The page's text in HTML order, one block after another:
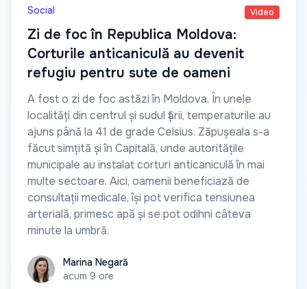
Social Video
Zi de foc în Republica Moldova:
Corturile anticaniculă au devenit
refugiu pentru sute de oameni
A fost o zi de foc astăzi în Moldova. În unele
localități din centrul și sudul țării, temperaturile au
ajuns până la 41 de grade Celsius. Zăpușeala s-a
făcut simțită și în Capitală, unde autoritățile
municipale au instalat corturi anticaniculă în mai
multe sectoare. Aici, oamenii beneficiază de
consultații medicale, își pot verifica tensiunea
arterială, primesc apă și se pot odihni câteva
minute la umbră.
Marina Negară
Marina Negară
acum 9 ore